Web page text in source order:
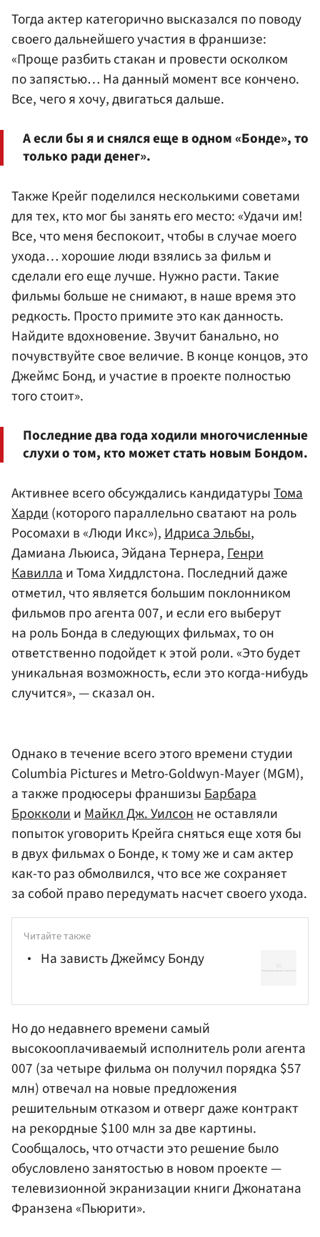
Тогда актер категорично высказался по поводу
своего дальнейшего участия в франшизе:
«Проще разбить стакан и провести осколком
по запястью… На данный момент все кончено.
Все, чего я хочу, двигаться дальше.
А если бы я и снялся еще в одном «Бонде», то
только ради денег».
Также Крейг поделился несколькими советами
для тех, кто мог бы занять его место: «Удачи им!
Все, что меня беспокоит, чтобы в случае моего
ухода… хорошие люди взялись за фильм и
сделали его еще лучше. Нужно расти. Такие
фильмы больше не снимают, в наше время это
редкость. Просто примите это как данность.
Найдите вдохновение. Звучит банально, но
почувствуйте свое величие. В конце концов, это
Джеймс Бонд, и участие в проекте полностью
того стоит».
Последние два года ходили многочисленные
слухи о том, кто может стать новым Бондом.
Активнее всего обсуждались кандидатурыТома
Харди(которого параллельно сватают на роль
Росомахи в «Люди Икс»),Идриса Эльбы,
Дамиана Льюиса, Эйдана Тернера,Генри
Кавиллаи Тома Хиддлстона. Последний даже
отметил, что является большим поклонником
фильмов про агента 007, и если его выберут
на роль Бонда в следующих фильмах, то он
ответственно подойдет к этой роли. «Это будет
уникальная возможность, если это когда-нибудь
случится», — сказал он.
Однако в течение всего этого времени студии
Columbia Pictures и Metro-Goldwyn-Mayer (MGM),
а также продюсеры франшизыБарбара
БрокколииМайкл Дж. Уилсонне оставляли
попыток уговорить Крейга сняться еще хотя бы
в двух фильмах о Бонде, к тому же и сам актер
как-то раз обмолвился, что все же сохраняет
за собой право передумать насчет своего ухода.
Читайте также
На зависть Джеймсу Бонду
Но до недавнего времени самый
высокооплачиваемый исполнитель роли агента
007 (за четыре фильма он получил порядка $57
млн) отвечал на новые предложения
решительным отказом и отверг даже контракт
на рекордные $100 млн за две картины.
Сообщалось, что отчасти это решение было
обусловлено занятостью в новом проекте —
телевизионной экранизации книгиДжонатана
Франзена«Пьюрити».